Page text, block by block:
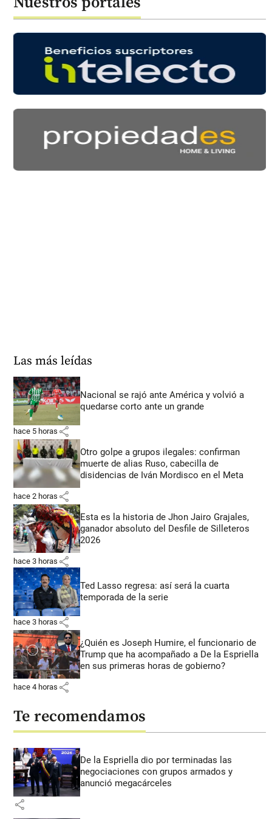
Las más leídas
Nacional se rajó ante América y volvió a
quedarse corto ante un grande
hace 5 horas share
Otro golpe a grupos ilegales: confirman
muerte de alias Ruso, cabecilla de
disidencias de Iván Mordisco en el Meta
hace 2 horas share
Esta es la historia de Jhon Jairo Grajales,
ganador absoluto del Desfile de Silleteros
2026
hace 3 horas share
Ted Lasso regresa: así será la cuarta
temporada de la serie
hace 3 horas share
¿Quién es Joseph Humire, el funcionario de
Trump que ha acompañado a De la Espriella
en sus primeras horas de gobierno?
hace 4 horas share
Te recomendamos
De la Espriella dio por terminadas las
negociaciones con grupos armados y
anunció megacárceles
share